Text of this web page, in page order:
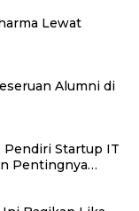
Lewat
Alumni di
Pendiri Startup IT
Pentingnya